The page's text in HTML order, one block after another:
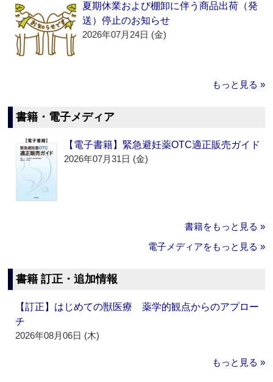
夏期休業および棚卸に伴う商品出荷（発
送）停止のお知らせ
2026年07月24日 (金)
もっと見る »
書籍・電子メディア
【電子書籍】緊急避妊薬OTC適正販売ガイド
2026年07月31日 (金)
書籍をもっと見る »
電子メディアをもっと見る »
書籍 訂正・追加情報
【訂正】はじめての獣医療 薬学的観点からのアプロー
チ
2026年08月06日 (木)
もっと見る »